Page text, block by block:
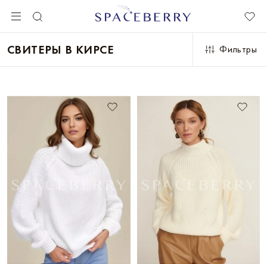
СВИТЕРЫ В КИРСЕ Фильтры